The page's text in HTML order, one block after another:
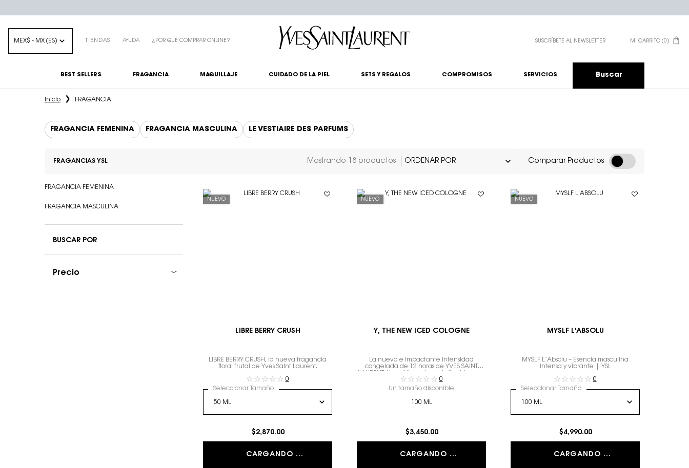
MEX$ - MX (ES) TIENDAS AYUDA ¿POR QUÉ COMPRAR ONLINE? SUSCRÍBETE AL NEWSLETTER MI CARRITO 0
0 PRODUCTO EN EL
BEST SELLERS FRAGANCIA MAQUILLAJE CUIDADO DE LA PIEL SETS Y REGALOS COMPROMISOS SERVICIOS Buscar
Inicio
FRAGANCIA
FRAGANCIA FEMENINA FRAGANCIA MASCULINA LE VESTIAIRE DES PARFUMS
FRAGANCIAS YSL Mostrando 18 productos Comparar Productos
FRAGANCIA FEMENINA
FRAGANCIA MASCULINA
BUSCAR POR
Precio
NUEVO
LIBRE BERRY CRUSH
LIBRE BERRY CRUSH, la nueva fragancia
floral frutal de Yves Saint Laurent.
0
Seleccionar Tamaño
$2,870.00
CARGANDO ...
NUEVO
Y, THE NEW ICED COLOGNE
La nueva e impactante intensidad
congelada de 12 horas de YVES SAINT
comenzar tu día hacia el éxito.
0
Un tamaño disponible
100 ML
$3,450.00
CARGANDO ...
NUEVO
MYSLF L'ABSOLU
MYSLF L’Absolu – Esencia masculina
intensa y vibrante | YSL
0
Seleccionar Tamaño
$4,990.00
CARGANDO ...